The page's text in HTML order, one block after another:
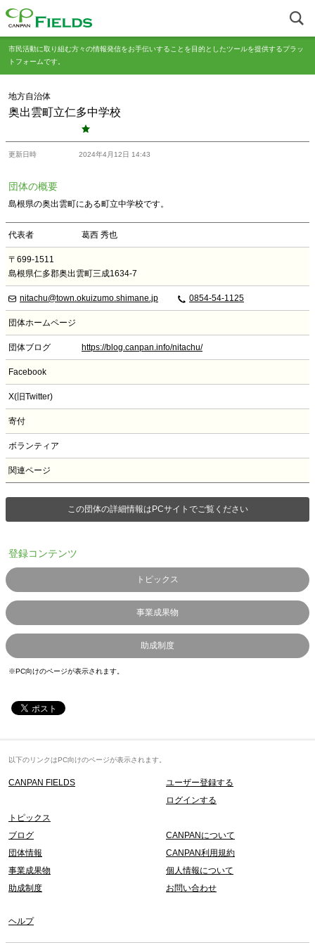
市民活動に取り組む方々の情報発信をお手伝いすることを目的としたツールを提供するプラッ
トフォームです。
地方自治体
奥出雲町立仁多中学校
更新日時 2024年4月12日 14:43
団体の概要
島根県の奥出雲町にある町立中学校です。
代表者 葛西 秀也
〒699-1511
島根県仁多郡奥出雲町三成1634-7
nitachu@town.okuizumo.shimane.jp 0854-54-1125
団体ホームページ
団体ブログ https://blog.canpan.info/nitachu/
Facebook
X(旧Twitter)
寄付
ボランティア
関連ページ
この団体の詳細情報はPCサイトでご覧ください
登録コンテンツ
トピックス
事業成果物
助成制度
※PC向けのページが表示されます。
以下のリンクはPC向けのページが表示されます。
CANPAN FIELDS
ユーザー登録する
ログインする
トピックス
ブログ
団体情報
事業成果物
助成制度
CANPANについて
CANPAN利用規約
個人情報について
お問い合わせ
ヘルプ